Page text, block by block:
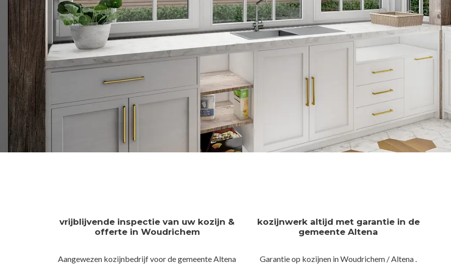
vrijblijvende inspectie van uw kozijn &
offerte in Woudrichem
Aangewezen kozijnbedrijf voor de gemeente Altena
kozijnwerk altijd met garantie in de
gemeente Altena
Garantie op kozijnen in Woudrichem / Altena .